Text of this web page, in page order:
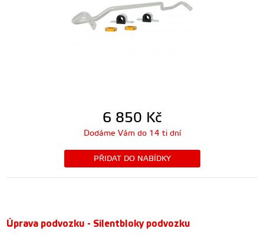
6 850 Kč
Dodáme Vám do 14 ti dní
PŘIDAT DO NABÍDKY
Úprava podvozku - Silentbloky podvozku